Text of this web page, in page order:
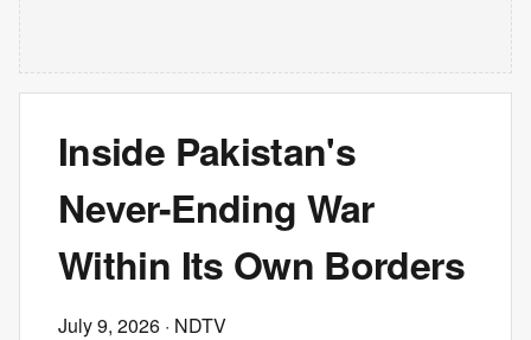
Inside Pakistan's
Never-Ending War
Within Its Own Borders
July 9, 2026 · NDTV